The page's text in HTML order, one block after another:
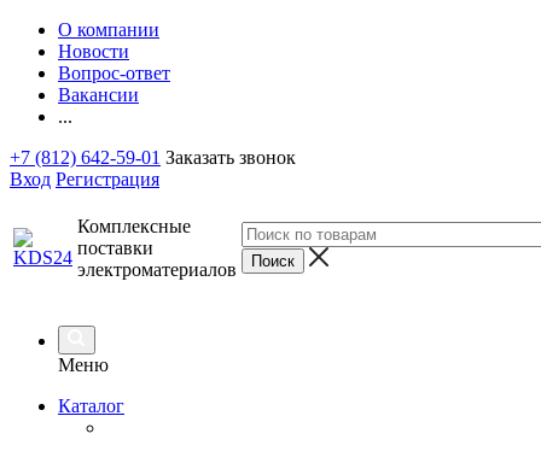
О компании
Новости
Вопрос-ответ
Вакансии
...
+7 (812) 642-59-01 Заказать звонок
Вход Регистрация
Комплексные
поставки
электроматериалов
Меню
Каталог